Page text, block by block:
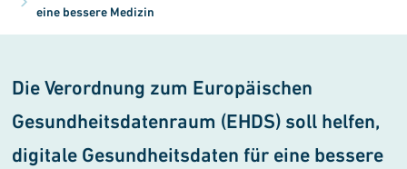
eine bessere Medizin
Die Verordnung zum Europäischen
Gesundheitsdatenraum (EHDS) soll helfen,
digitale Gesundheitsdaten für eine bessere